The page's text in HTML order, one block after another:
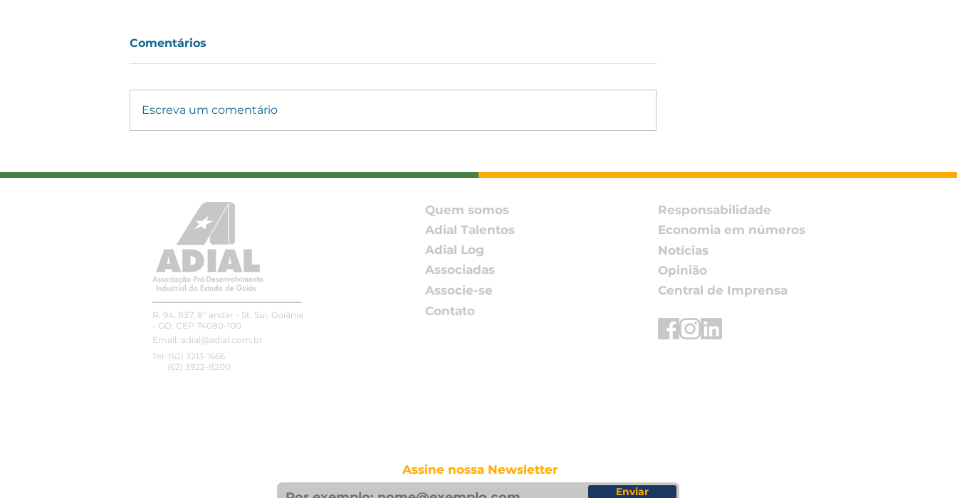
transporte rodoviário de
sobre piso mínimo e CIOT
com associada e
Encontro DH&E Brasil
Pacto Global da ONU –
Rede Brasil
Comentários
Escreva um comentário
R. 94, 837, 8º andar - St. Sul, Goiânia
- GO, CEP 74080-100
Email: adial@adial.com.br
Tel: (62) 3213-1666
(62) 3922-8200
Quem somos
Adial Talentos
Adial Log
Associadas
Associe-se
Contato
Responsabilidade
Economia em números
Notícias
Opinião
Central de Imprensa
Assine nossa Newsletter
Enviar